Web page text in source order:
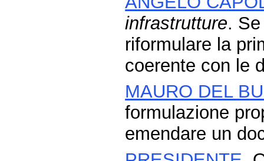
infrastrutture.
riformulare la
coerente con le
MAURO DEL
formulazione
emendare un